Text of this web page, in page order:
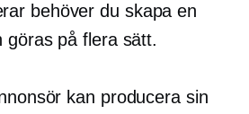
behöver du skapa en
göras på flera sätt.
kan producera sin